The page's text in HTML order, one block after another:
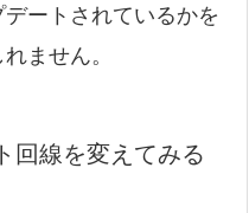
ートされているかを
ません。
回線を変えてみる